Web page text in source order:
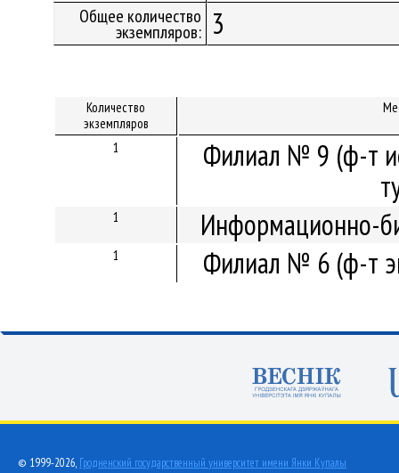
Общее количество
экземпляров: 3
Количество
экземпляров
1
Филиал № 9 (ф-т
1 Информационно-
1 Филиал № 6 (ф-т
© 1999-2026, Гродненский государственный университет имени Янки Купалы